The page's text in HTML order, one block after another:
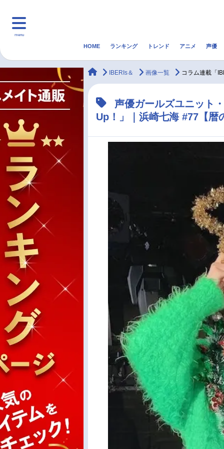
menu
マンガ・ラノベ ゲーム・アプリ 音楽
HOME ランキング トレンド アニメ 声優
animateTimes
IBERIs＆ 画像一覧 コラム連載「
声優ガールズユニット
Up！」｜浜崎七海 #77【暦